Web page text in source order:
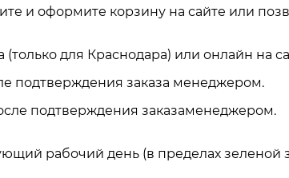
и оформите корзину на сайте или
для Краснодара) или онлайн на
подтверждения заказа менеджером.
подтверждения заказаменеджером.
рабочий день (в пределах зеленой